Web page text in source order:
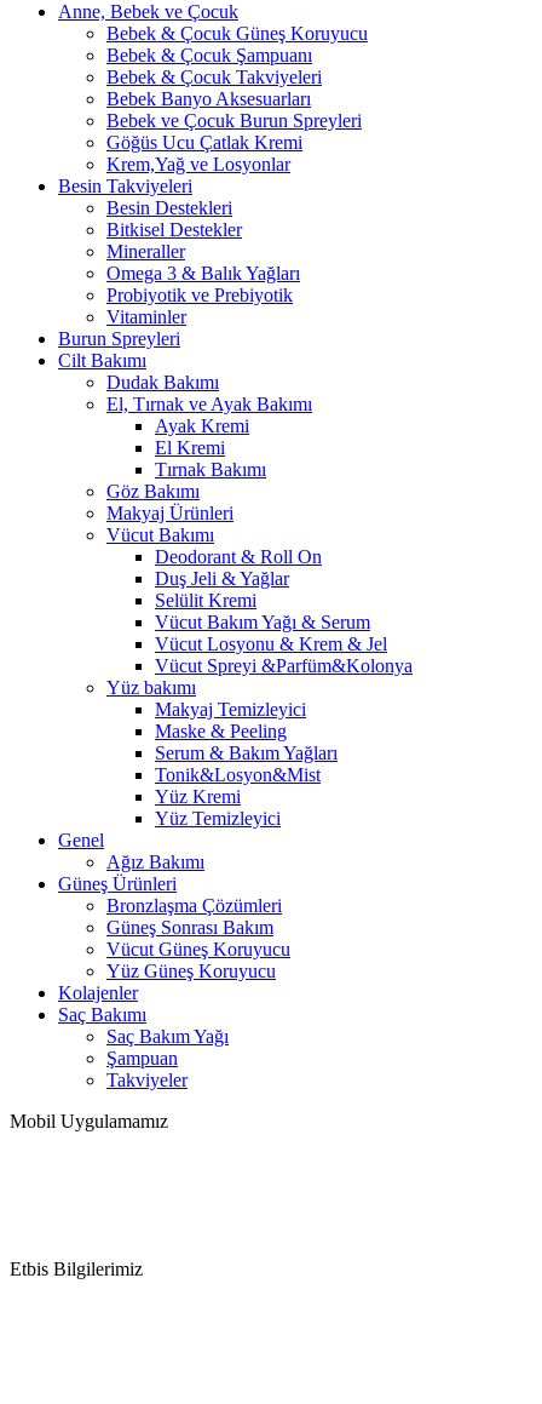
Anne, Bebek ve Çocuk
Bebek & Çocuk Güneş Koruyucu
Bebek & Çocuk Şampuanı
Bebek & Çocuk Takviyeleri
Bebek Banyo Aksesuarları
Bebek ve Çocuk Burun Spreyleri
Göğüs Ucu Çatlak Kremi
Krem,Yağ ve Losyonlar
Besin Takviyeleri
Besin Destekleri
Bitkisel Destekler
Mineraller
Omega 3 & Balık Yağları
Probiyotik ve Prebiyotik
Vitaminler
Burun Spreyleri
Cilt Bakımı
Dudak Bakımı
El, Tırnak ve Ayak Bakımı
Ayak Kremi
El Kremi
Tırnak Bakımı
Göz Bakımı
Makyaj Ürünleri
Vücut Bakımı
Deodorant & Roll On
Duş Jeli & Yağlar
Selülit Kremi
Vücut Bakım Yağı & Serum
Vücut Losyonu & Krem & Jel
Vücut Spreyi &Parfüm&Kolonya
Yüz bakımı
Makyaj Temizleyici
Maske & Peeling
Serum & Bakım Yağları
Tonik&Losyon&Mist
Yüz Kremi
Yüz Temizleyici
Genel
Ağız Bakımı
Güneş Ürünleri
Bronzlaşma Çözümleri
Güneş Sonrası Bakım
Vücut Güneş Koruyucu
Yüz Güneş Koruyucu
Kolajenler
Saç Bakımı
Saç Bakım Yağı
Şampuan
Takviyeler
Mobil Uygulamamız
Etbis Bilgilerimiz